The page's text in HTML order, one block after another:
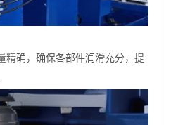
精确，确保各部件润滑充分，提